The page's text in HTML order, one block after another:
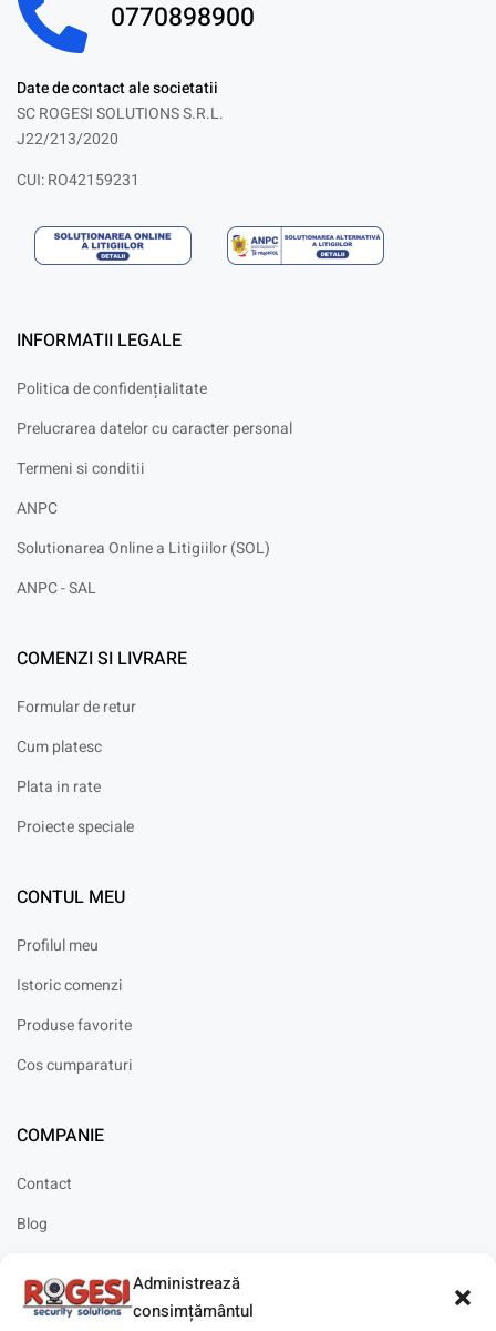
Administrează
consimțământul
0770898900
Date de contact ale societatii
SC ROGESI SOLUTIONS S.R.L.
J22/213/2020
CUI: RO42159231
INFORMATII LEGALE
Politica de confidențialitate
Prelucrarea datelor cu caracter personal
Termeni si conditii
ANPC
Solutionarea Online a Litigiilor (SOL)
ANPC - SAL
COMENZI SI LIVRARE
Formular de retur
Cum platesc
Plata in rate
Proiecte speciale
CONTUL MEU
Profilul meu
Istoric comenzi
Produse favorite
Cos cumparaturi
COMPANIE
Contact
Blog
Solicitare instalare